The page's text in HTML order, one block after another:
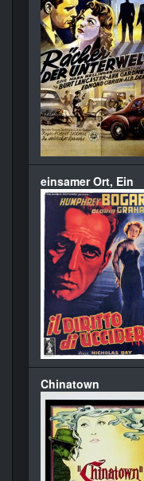
einsamer Ort, Ein
Chinatown